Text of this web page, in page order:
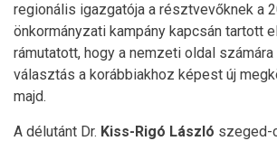
regionális igazgatója a résztvevőknek a
önkormányzati kampány kapcsán tartott
rámutatott, hogy a nemzeti oldal
választás a korábbiakhoz képest új
majd.
A délutánt Dr. Kiss-Rigó László szeged-